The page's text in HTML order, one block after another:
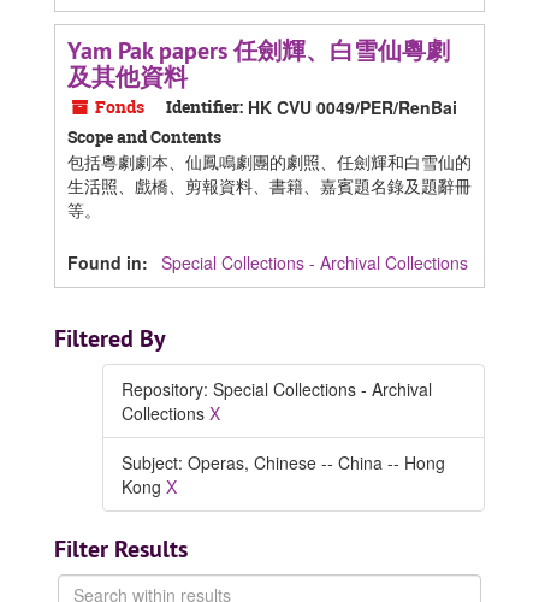
Yam Pak papers 任劍輝、白雪仙粵劇
及其他資料
Fonds Identifier: HK CVU 0049/PER/RenBai
Scope and Contents
包括粵劇劇本、仙鳳鳴劇團的劇照、任劍輝和白雪仙的
生活照、戲橋、剪報資料、書籍、嘉賓題名錄及題辭冊
等。
Found in: Special Collections - Archival Collections
Filtered By
Repository: Special Collections - Archival
Collections X
Subject: Operas, Chinese -- China -- Hong
Kong X
Filter Results
Search